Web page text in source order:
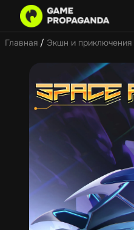
Главная / Экшн и приключения